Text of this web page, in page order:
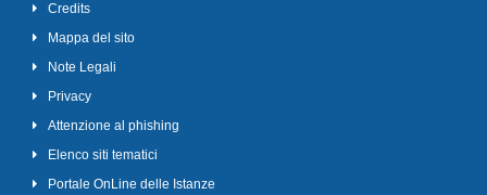
Credits
Mappa del sito
Note Legali
Privacy
Attenzione al phishing
Elenco siti tematici
Portale OnLine delle Istanze